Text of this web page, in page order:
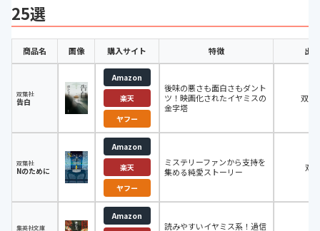
25選
商品名 画像 購入サイト 特徴 出
双葉社
告白
Amazon
楽天
ヤフー
後味の悪さも面白さもダント
ツ！映画化されたイヤミスの
金字塔
双葉
双葉社
Nのために
Amazon
楽天
ヤフー
ミステリーファンから支持を
集める純愛ストーリー
双
集英社文庫
Amazon
読みやすいイヤミス系！過信